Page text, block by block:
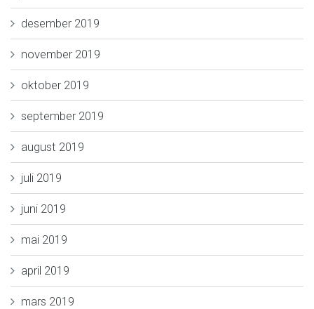
desember 2019
november 2019
oktober 2019
september 2019
august 2019
juli 2019
juni 2019
mai 2019
april 2019
mars 2019